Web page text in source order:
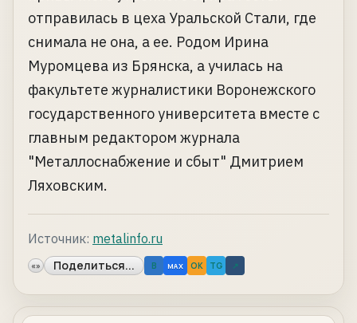
отправилась в цеха Уральской Стали, где
снимала не она, а ее. Родом Ирина
Муромцева из Брянска, а училась на
факультете журналистики Воронежского
государственного университета вместе с
главным редактором журнала
"Металлоснабжение и сбыт" Дмитрием
Ляховским.
Источник: metalinfo.ru
«» Поделиться... B MAX OK TG ↗